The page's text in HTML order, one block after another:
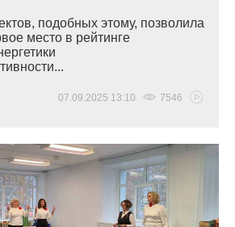
подобных этому, позволила
место в рейтинге
07.09.2025 13:10 7546